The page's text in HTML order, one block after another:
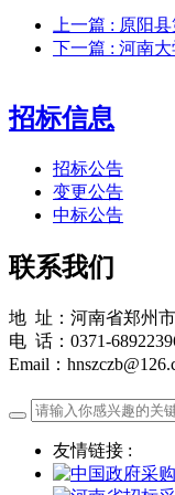
上一篇 : 原阳
下一篇 : 河南
招标信息
招标公告
变更公告
中标公告
联系我们
地 址：河南省郑州市
电 话：0371-
Email：
友情链接 :